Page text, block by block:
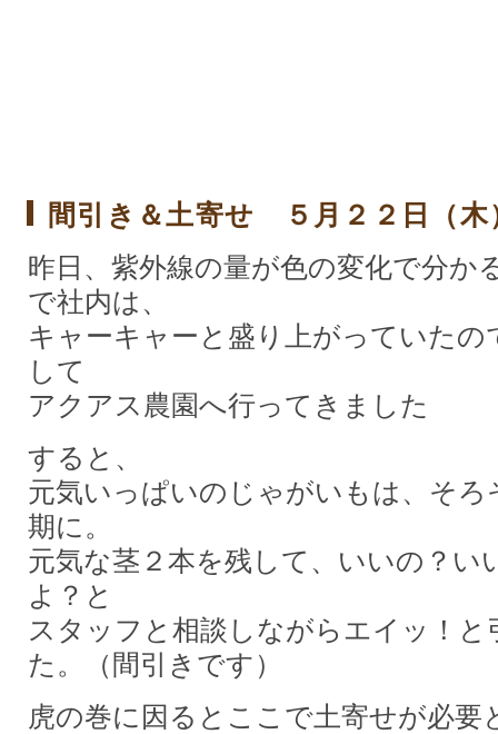
間引き＆土寄せ ５月２２日（木
昨日、紫外線の量が色の変化で分か
で社内は、
キャーキャーと盛り上がっていたの
して
アクアス農園へ行ってきました
すると、
元気いっぱいのじゃがいもは、そろ
期に。
元気な茎２本を残して、いいの？い
よ？と
スタッフと相談しながらエイッ！と
た。（間引きです）
虎の巻に因るとここで土寄せが